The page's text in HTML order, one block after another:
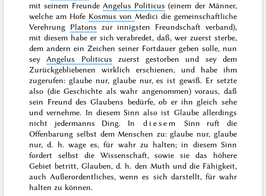
mit seinem Freunde Angelus Politicus (einem der Männer,
welche am Hofe Kosmus von Medici die gemeinschaftliche
Verehrung Platons zur innigsten Freundschaft verband),
mit diesem habe er sich verabredet, daß, wer zuerst sterbe,
dem andern ein Zeichen seiner Fortdauer geben solle, nun
seyAngelus Politicus zuerst gestorben und sey dem
Zurückgebliebenen wirklich erschienen, und habe ihm
zugerufen: glaube nur, glaube nur, es ist gewiß. Er setzte
also (die Geschichte als wahr angenommen) voraus, daß
sein Freund des Glaubens bedürfe, ob er ihn gleich sehe
und vernehme. In diesem Sinn also ist Glaube allerdings
nicht jedermanns Ding. In
diesem
Sinn ruft die
Offenbarung selbst dem Menschen zu: glaube nur, glaube
nur, d. h. wage es, für wahr zu halten; in diesem Sinn
fordert selbst die Wissenschaft, sowie sie das höhere
Gebiet betritt, Glauben, d. h. den Muth und die Fähigkeit,
auch Außerordentliches, wenn es sich darstellt, für wahr
halten zu können.